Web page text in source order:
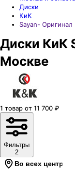
Диски
КиК
Sayan- Оригинал
Диски КиК
Москве
1 товар от 11 700 ₽
Фильтры
2
Во всех центрах